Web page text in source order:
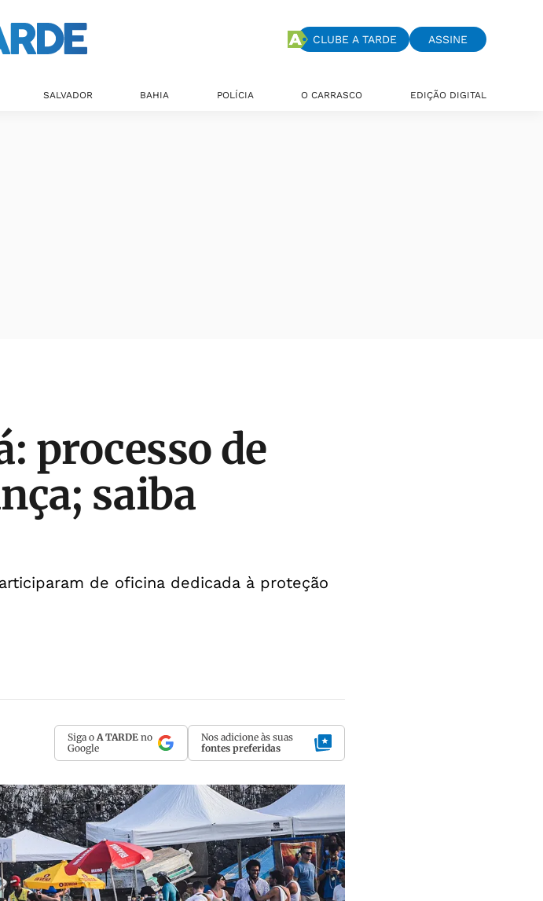
CLUBE A TARDE ASSINE
SALVADOR BAHIA POLÍCIA O CARRASCO EDIÇÃO DIGITAL
processo de
saiba
de oficina dedicada à proteção
Siga o A TARDE no
Google
Nos adicione às suas
fontes preferidas